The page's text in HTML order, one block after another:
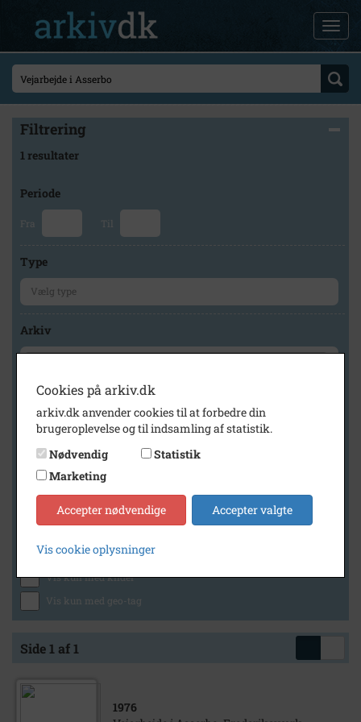
Filtrering
1 resultater
Periode
Fra Til
Type
Arkiv
Geografi
Generelt
Vis kun med billeder
Vis kun med lydklip
Vis kun med kilder
Vis kun med geo-tag
Side 1 af 1
1976
Cookies på arkiv.dk
arkiv.dk anvender cookies til at forbedre din
brugeroplevelse og til indsamling af statistik.
Nødvendig
Statistik
Marketing
Accepter nødvendige Accepter valgte
Vis cookie oplysninger